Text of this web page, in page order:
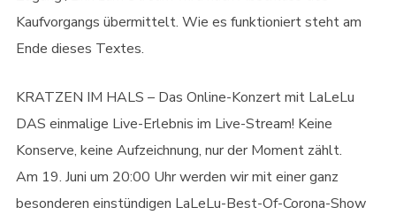
Kaufvorgangs übermittelt. Wie es funktioniert steht am
Ende dieses Textes.
KRATZEN IM HALS – Das Online-Konzert mit LaLeLu
DAS einmalige Live-Erlebnis im Live-Stream! Keine
Konserve, keine Aufzeichnung, nur der Moment zählt.
Am 19. Juni um 20:00 Uhr werden wir mit einer ganz
besonderen einstündigen LaLeLu-Best-Of-Corona-Show